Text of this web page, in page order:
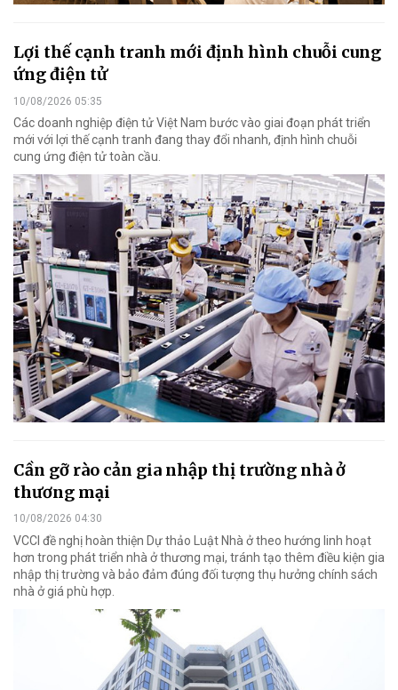
Lợi thế cạnh tranh mới định hình chuỗi cung
ứng điện tử
10/08/2026 05:35
Các doanh nghiệp điện tử Việt Nam bước vào giai đoạn phát triển
mới với lợi thế cạnh tranh đang thay đổi nhanh, định hình chuỗi
cung ứng điện tử toàn cầu.
Cần gỡ rào cản gia nhập thị trường nhà ở
thương mại
10/08/2026 04:30
VCCI đề nghị hoàn thiện Dự thảo Luật Nhà ở theo hướng linh hoạt
hơn trong phát triển nhà ở thương mại, tránh tạo thêm điều kiện gia
nhập thị trường và bảo đảm đúng đối tượng thụ hưởng chính sách
nhà ở giá phù hợp.